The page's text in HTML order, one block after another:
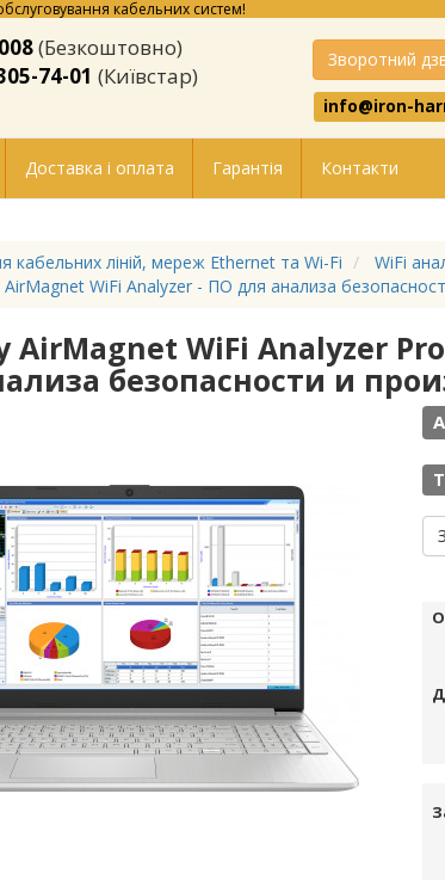
кабельних систем!
(Безкоштовно)
74-01 (Київстар)
Зворотний
info@iron-
Доставка і оплата Гарантія Контакти
кабельних ліній, мереж Ethernet та Wi-Fi
WiFi
AirMagnet WiFi Analyzer - ПО для анализа
AirMagnet WiFi Analyzer
безопасности и